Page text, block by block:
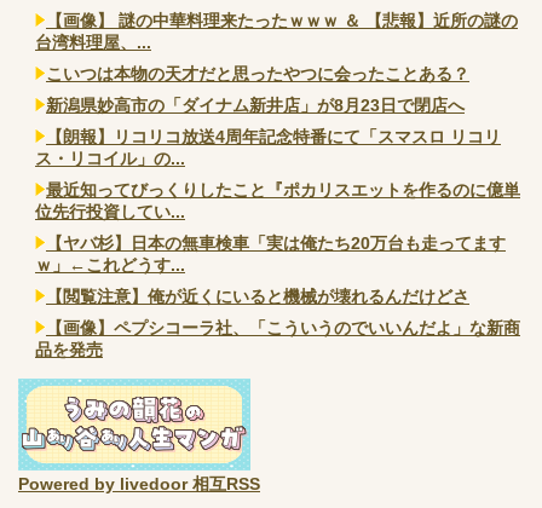
【画像】 謎の中華料理来たったｗｗｗ ＆ 【悲報】近所の謎の
台湾料理屋、...
こいつは本物の天才だと思ったやつに会ったことある？
新潟県妙高市の「ダイナム新井店」が8月23日で閉店へ
【朗報】リコリコ放送4周年記念特番にて「スマスロ リコリ
ス・リコイル」の...
最近知ってびっくりしたこと『ポカリスエットを作るのに億単
位先行投資してい...
【ヤバ杉】日本の無車検車「実は俺たち20万台も走ってます
ｗ」←これどうす...
【閲覧注意】俺が近くにいると機械が壊れるんだけどさ
【画像】ペプシコーラ社、「こういうのでいいんだよ」な新商
品を発売
Powered by livedoor 相互RSS